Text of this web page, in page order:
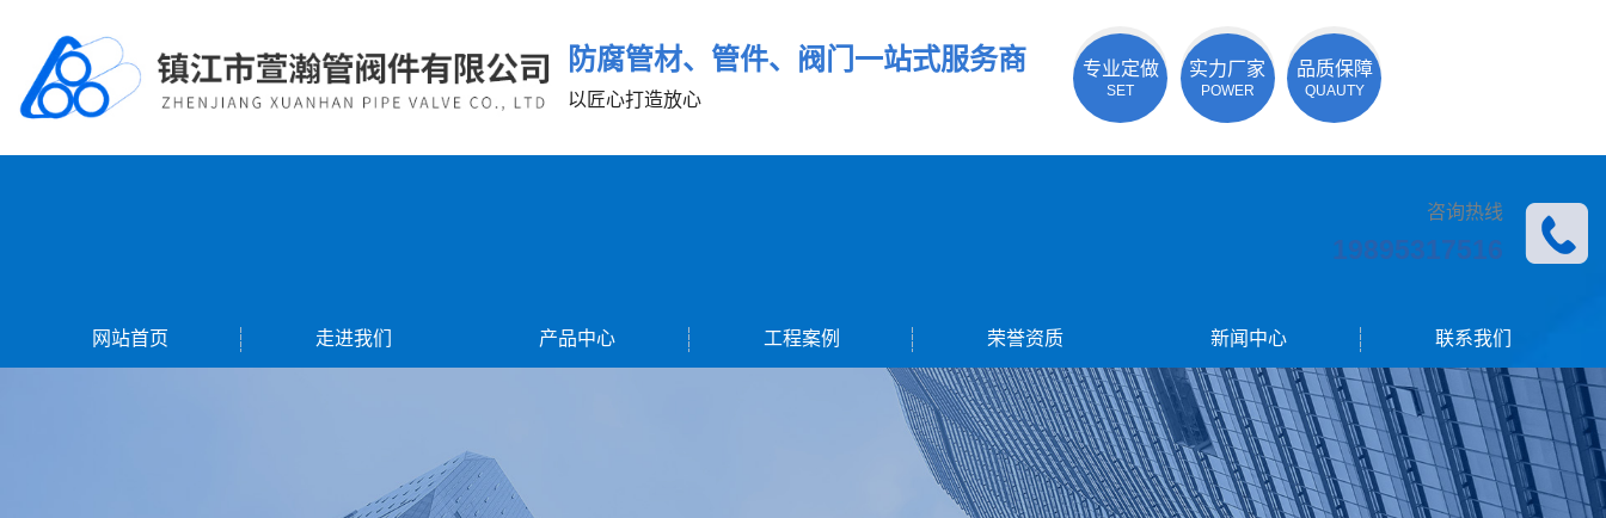
防腐管材、管件、阀门一站式服务商
以匠心打造放心
专业定做
SET
实力厂家
POWER
品质保障
QUAUTY
咨询热线
19895317516
网站首页 走进我们 产品中心 工程案例 荣誉资质 新闻中心 联系我们